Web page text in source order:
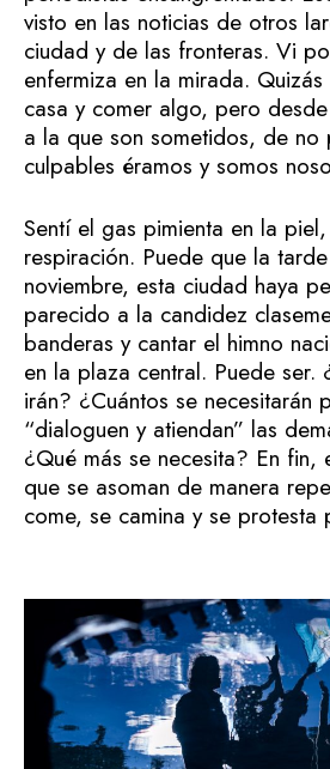
visto en las noticias de otros
ciudad y de las fronteras. Vi
enfermiza en la mirada.
casa y comer algo, pero
a la que son sometidos, de no
culpables éramos y somos
Sentí el gas pimienta en la
respiración. Puede que la
noviembre, esta ciudad haya
parecido a la candidez
banderas y cantar el himno
en la plaza central. Puede ser.
irán? ¿Cuántos se necesitarán
“dialoguen y atiendan” las
¿Qué más se necesita? En fin,
que se asoman de manera
come, se camina y se protesta